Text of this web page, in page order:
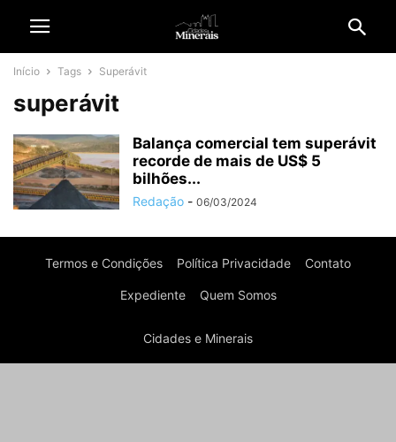
Início Tags Superávit
superávit
Balança comercial tem superávit
recorde de mais de US$ 5
bilhões...
Redação - 06/03/2024
Termos e Condições Política Privacidade Contato
Expediente Quem Somos
Cidades e Minerais